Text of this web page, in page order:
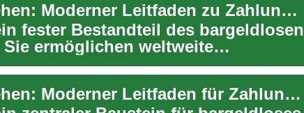
Kreditkarten verstehen: Moderner Leitfaden zu Zahlungsmethoden
fester Bestandteil des bargeldlosen
ermöglichen weltweite
Kreditkarten verstehen: Moderner Leitfaden für Zahlungen